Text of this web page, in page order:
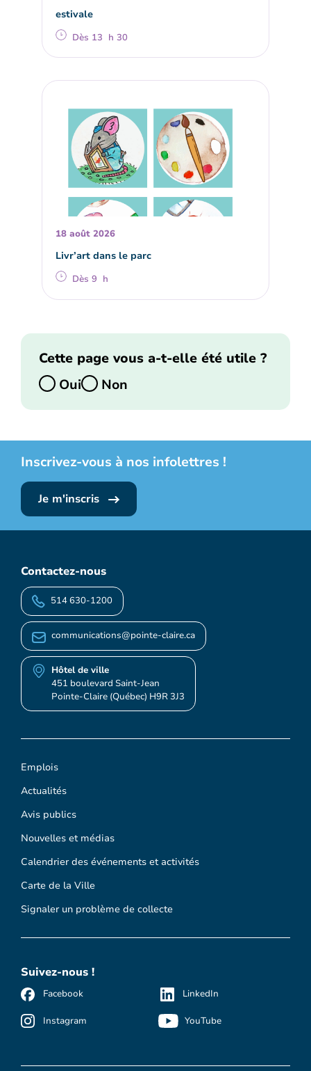
estivale
Dès 13 h 30
18 août 2026
Livr’art dans le parc
Dès 9 h
Cette page vous a-t-elle été utile ?
Oui
Non
Inscrivez-vous à nos infolettres !
Je m'inscris
Emplois
Actualités
Avis publics
Nouvelles et médias
Calendrier des événements et activités
Carte de la Ville
Signaler un problème de collecte
Contactez-nous
514 630-1200
communications@pointe-claire.ca
Hôtel de ville
451 boulevard Saint-Jean
Pointe-Claire (Québec) H9R 3J3
Suivez-nous !
Facebook
Instagram
LinkedIn
YouTube